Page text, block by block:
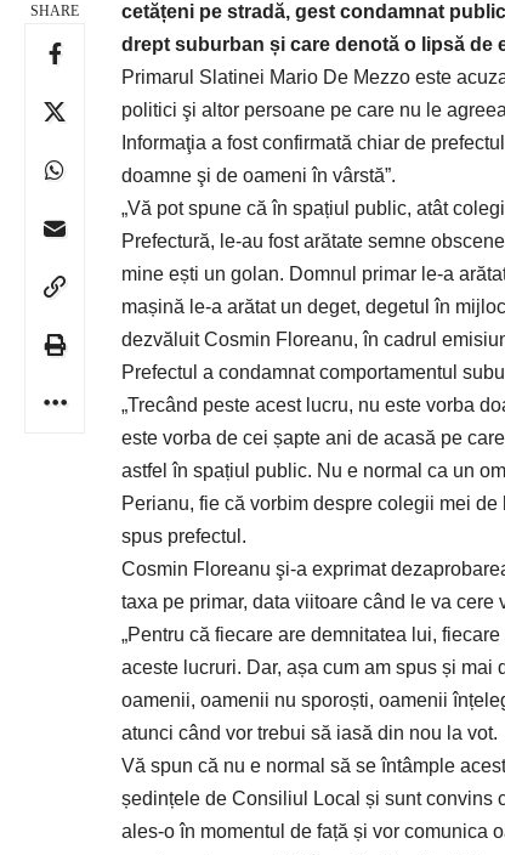
SHARE
cetățeni pe stradă, gest condamnat
drept suburban și care denotă o lipsă de
Primarul Slatinei Mario De Mezzo este
politici şi altor persoane pe care nu le
Informaţia a fost confirmată chiar de
doamne şi de oameni în vârstă”.
„Vă pot spune că în spațiul public, atât
Prefectură, le-au fost arătate semne
mine ești un golan. Domnul primar le-a
mașină le-a arătat un deget, degetul în
dezvăluit Cosmin Floreanu, în cadrul
Prefectul a condamnat comportamentul
„Trecând peste acest lucru, nu este vorba
este vorba de cei șapte ani de acasă pe
astfel în spațiul public. Nu e normal ca un
Perianu, fie că vorbim despre colegii mei
spus prefectul.
Cosmin Floreanu şi-a exprimat
taxa pe primar, data viitoare când le va cere
„Pentru că fiecare are demnitatea lui,
aceste lucruri. Dar, așa cum am spus și
oamenii, oamenii nu sporoști, oamenii
atunci când vor trebui să iasă din nou la vot.
Vă spun că nu e normal să se întâmple
ședințele de Consiliul Local și sunt convins
ales-o în momentul de față și vor comunica